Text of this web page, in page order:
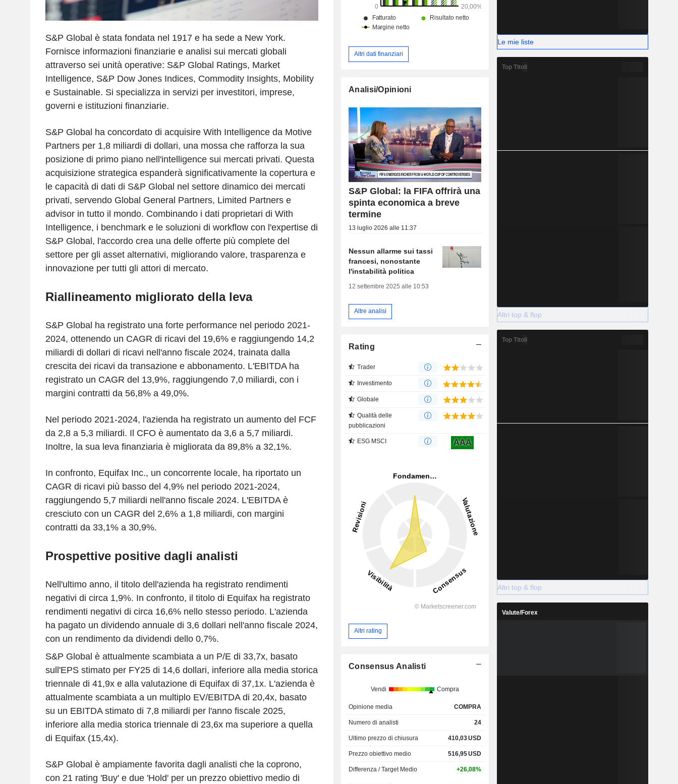
S&P Global è stata fondata nel 1917 e ha sede a New York.
Fornisce informazioni finanziarie e analisi sui mercati globali
attraverso sei unità operative: S&P Global Ratings, Market
Intelligence, S&P Dow Jones Indices, Commodity Insights, Mobility
e Sustainable. Si specializza in servizi per investitori, imprese,
governi e istituzioni finanziarie.
S&P Global ha concordato di acquisire With Intelligence da Motive
Partners per 1,8 miliardi di dollari, una mossa che rafforza la sua
posizione di primo piano nell'intelligence sui mercati privati. Questa
acquisizione strategica espanderà significativamente la copertura e
le capacità di dati di S&P Global nel settore dinamico dei mercati
privati, servendo Global General Partners, Limited Partners e
advisor in tutto il mondo. Combinando i dati proprietari di With
Intelligence, i benchmark e le soluzioni di workflow con l'expertise di
S&P Global, l'accordo crea una delle offerte più complete del
settore per gli asset alternativi, migliorando valore, trasparenza e
innovazione per tutti gli attori di mercato.
Riallineamento migliorato della leva
S&P Global ha registrato una forte performance nel periodo 2021-
2024, ottenendo un CAGR di ricavi del 19,6% e raggiungendo 14,2
miliardi di dollari di ricavi nell'anno fiscale 2024, trainata dalla
crescita dei ricavi da transazione e abbonamento. L'EBITDA ha
registrato un CAGR del 13,9%, raggiungendo 7,0 miliardi, con i
margini contratti da 56,8% a 49,0%.
Nel periodo 2021-2024, l'azienda ha registrato un aumento del FCF
da 2,8 a 5,3 miliardi. Il CFO è aumentato da 3,6 a 5,7 miliardi.
Inoltre, la sua leva finanziaria è migliorata da 89,8% a 32,1%.
In confronto, Equifax Inc., un concorrente locale, ha riportato un
CAGR di ricavi più basso del 4,9% nel periodo 2021-2024,
raggiungendo 5,7 miliardi nell'anno fiscale 2024. L'EBITDA è
cresciuto con un CAGR del 2,6% a 1,8 miliardi, con margini
contratti da 33,1% a 30,9%.
Prospettive positive dagli analisti
Nell'ultimo anno, il titolo dell'azienda ha registrato rendimenti
negativi di circa 1,9%. In confronto, il titolo di Equifax ha registrato
rendimenti negativi di circa 16,6% nello stesso periodo. L'azienda
ha pagato un dividendo annuale di 3,6 dollari nell'anno fiscale 2024,
con un rendimento da dividendi dello 0,7%.
S&P Global è attualmente scambiata a un P/E di 33,7x, basato
sull'EPS stimato per FY25 di 14,6 dollari, inferiore alla media storica
triennale di 41,9x e alla valutazione di Equifax di 37,1x. L'azienda è
attualmente scambiata a un multiplo EV/EBITDA di 20,4x, basato
su un EBITDA stimato di 7,8 miliardi per l'anno fiscale 2025,
inferiore alla media storica triennale di 23,6x ma superiore a quella
di Equifax (15,4x).
S&P Global è ampiamente favorita dagli analisti che la coprono,
con 21 rating 'Buy' e due 'Hold' per un prezzo obiettivo medio di
Altri dati finanziari
Analisi/Opinioni
S&P Global: la FIFA offrirà una
spinta economica a breve
termine
13 luglio 2026 alle 11:37
Nessun allarme sui tassi
francesi, nonostante
l'instabilità politica
12 settembre 2025 alle 10:53
Altre analisi
Rating
Trader
Investimento
Globale
Qualità delle
pubblicazioni
ESG MSCI AAA
Altri rating
Consensus Analisti
Vendi Compra
Opinione media COMPRA
Numero di analisti 24
Ultimo prezzo di chiusura 410,03USD
Prezzo obiettivo medio 516,95USD
Differenza / Target Medio +26,08%
Le mie liste
Top Titoli
Altri top & flop
Top Titoli
Altri top & flop
Valute/Forex